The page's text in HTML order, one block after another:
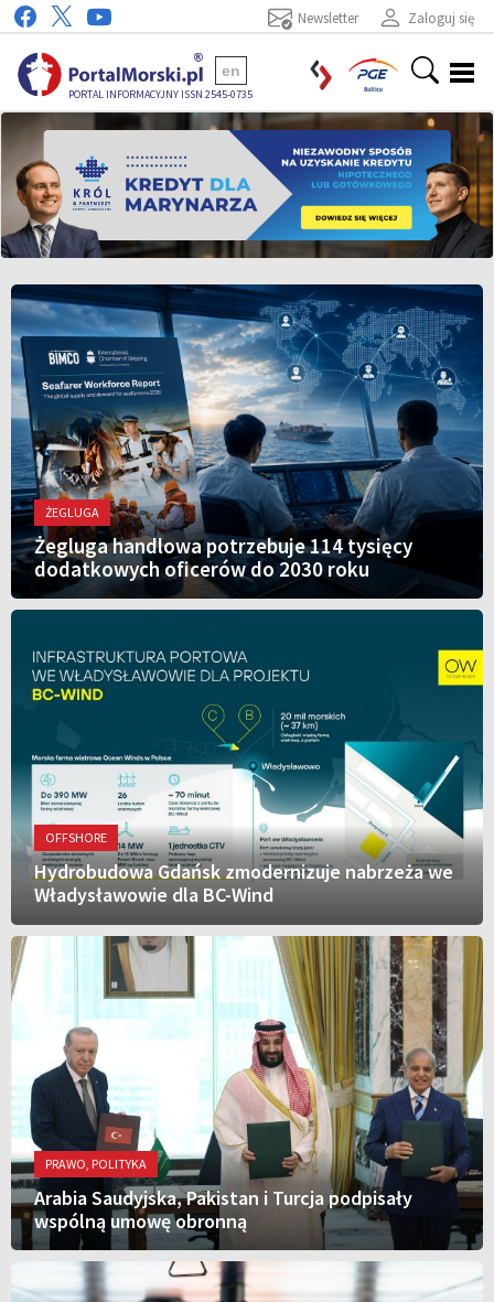
Zaloguj się
Newsletter
PORTAL INFORMACYJNY ISSN 2545-0735
en
ŻEGLUGA
Żegluga handlowa potrzebuje 114 tysięcy
dodatkowych oficerów do 2030 roku
OFFSHORE
Hydrobudowa Gdańsk zmodernizuje nabrzeża we
Władysławowie dla BC-Wind
PRAWO, POLITYKA
Arabia Saudyjska, Pakistan i Turcja podpisały
wspólną umowę obronną